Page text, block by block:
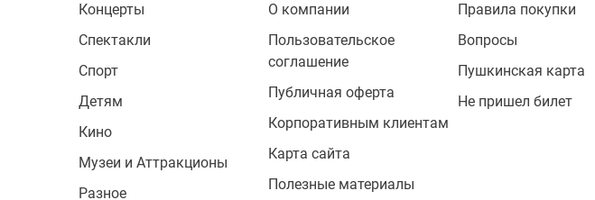
Концерты
Спектакли
Спорт
Детям
Кино
Музеи и Аттракционы
Разное
О компании
Пользовательское
соглашение
Публичная оферта
Корпоративным клиентам
Карта сайта
Полезные материалы
Правила покупки
Вопросы
Пушкинская карта
Не пришел билет